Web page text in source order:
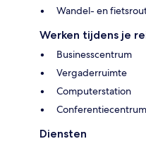
Wandel- en
Werken tijdens je
Businesscentrum
Vergaderruimte
Computerstation
Diensten